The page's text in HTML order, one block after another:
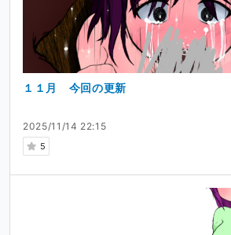
2025/11/14 22:15
5
１１月 今回の更新